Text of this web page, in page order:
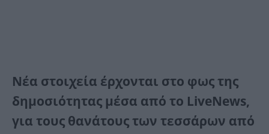
Νέα στοιχεία έρχονται στο φως της
δημοσιότητας μέσα από το LiveNews,
για τους θανάτους των τεσσάρων από